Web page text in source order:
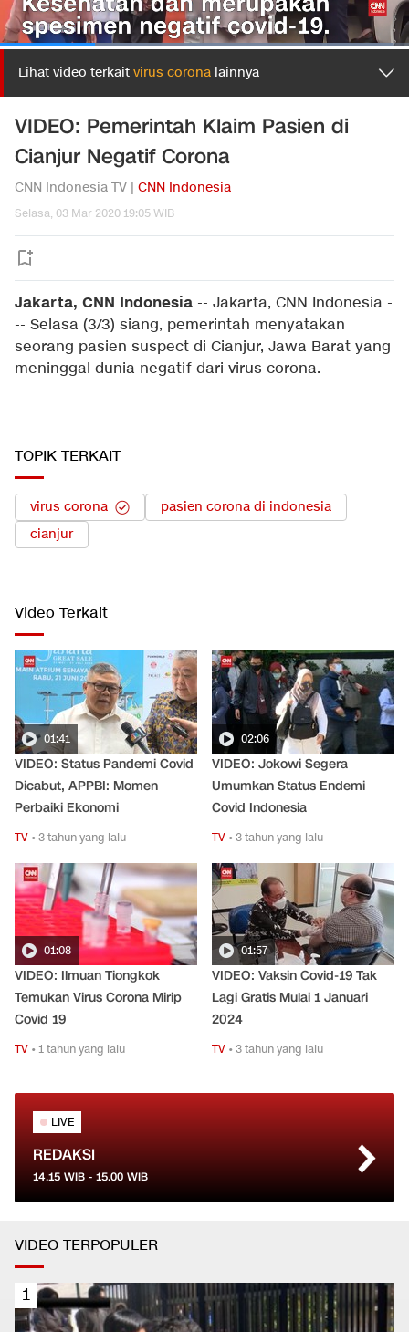
Lihat video terkait virus corona lainnya
VIDEO: Pemerintah Klaim Pasien di
Cianjur Negatif Corona
CNN Indonesia TV | CNN Indonesia
Selasa, 03 Mar 2020 19:05 WIB
Jakarta, CNN Indonesia -- Jakarta, CNN Indonesia -
-- Selasa (3/3) siang, pemerintah menyatakan
seorang pasien suspect di Cianjur, Jawa Barat yang
meninggal dunia negatif dari virus corona.
TOPIK TERKAIT
virus corona
pasien corona di indonesia
cianjur
Video Terkait
01:41
VIDEO: Status Pandemi Covid
Dicabut, APPBI: Momen
Perbaiki Ekonomi
TV •3 tahun yang lalu
02:06
VIDEO: Jokowi Segera
Umumkan Status Endemi
Covid Indonesia
TV •3 tahun yang lalu
01:08
VIDEO: Ilmuan Tiongkok
Temukan Virus Corona Mirip
Covid 19
TV •1 tahun yang lalu
01:57
VIDEO: Vaksin Covid-19 Tak
Lagi Gratis Mulai 1 Januari
2024
TV •3 tahun yang lalu
LIVE
REDAKSI
14.15 WIB - 15.00 WIB
VIDEO TERPOPULER
1